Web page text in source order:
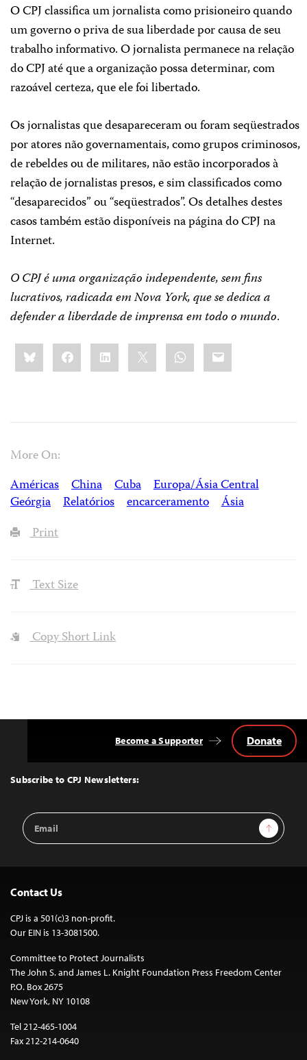
O CPJ classifica um jornalista como prisioneiro quando
um governo o priva de sua liberdade por causa de seu
trabalho informativo. O jornalista permanece na relação
do CPJ até que a organização possa determinar, com
razoável certeza, que ele foi libertado.
Os jornalistas que desapareceram ou foram seqüestrados
por atores não governamentais, como grupos criminosos,
de rebeldes ou de militares, não estão incorporados à
relação de jornalistas presos, e sim classificados como
“desaparecidos” ou “seqüestrados”. Os detalhes destes
casos também estão disponíveis na página do CPJ na
Internet.
O CPJ é uma organização independente, sem fins
lucrativos, radicada em Nova York, que se dedica a
defender a liberdade de imprensa em todo o mundo.
Share
this:BlueskyFacebookLinkedIn WhatsApp
Email
More On:
Américas
China Cuba
Europa/Ásia Central
Geórgia
Relatórios encarceramento
Ásia
Print
Text Size
Copy Short Link
Top
Subscribe to CPJ Newsletters:
Email
Address
Sign Up
Become a Supporter Donate
Contact Us
CPJ is a 501(c)3 non-profit.
Our EIN is 13-3081500.
Committee to Protect Journalists
The John S. and James L. Knight Foundation Press Freedom Center
P.O. Box 2675
New York, NY 10108
Tel 212-465-1004
Fax 212-214-0640